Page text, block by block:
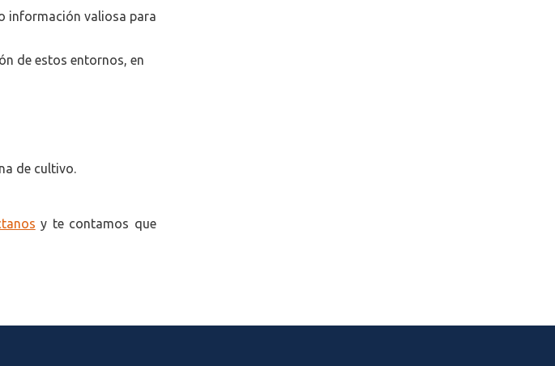
información valiosa para
de estos entornos, en
de cultivo.
y te contamos que